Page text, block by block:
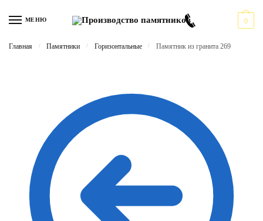
МЕНЮ 0
Главная / Памятники / Горизонтальные / Памятник из гранита 269